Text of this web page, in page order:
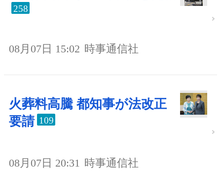
258
08月07日 15:02 時事通信社
火葬料高騰 都知事が法改正
要請 109
08月07日 20:31 時事通信社